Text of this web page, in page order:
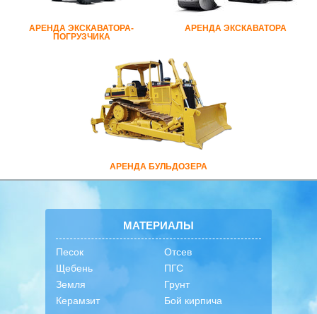
АРЕНДА ЭКСКАВАТОРА-
ПОГРУЗЧИКА
АРЕНДА ЭКСКАВАТОРА
АРЕНДА БУЛЬДОЗЕРА
МАТЕРИАЛЫ
Песок
Щебень
Земля
Керамзит
Отсев
ПГС
Грунт
Бой кирпича